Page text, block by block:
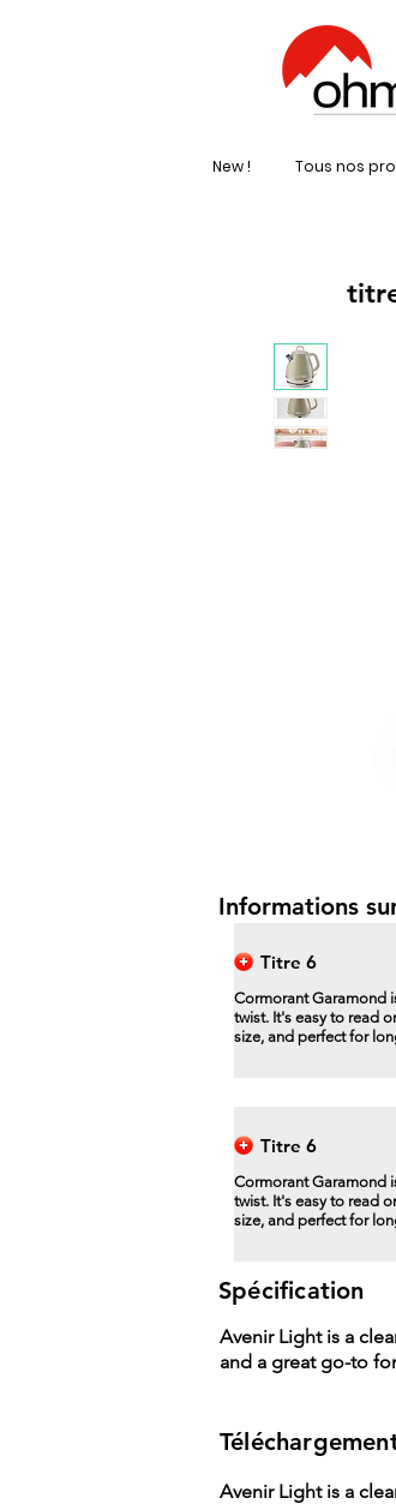
New ! Tous nos
Informations
Titre 6
Cormorant Garamond
twist. It's easy to read
size, and perfect for
Titre 6
Cormorant Garamond
twist. It's easy to read
size, and perfect for
Spécification
Avenir Light is a
and a great go-to
Avenir Light is a